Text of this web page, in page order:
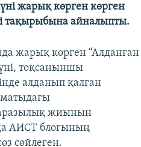
жарық көрген көрген
тақырыбына айналыпты.
жарық көрген “Алданған
тоқсаныншы
алданып қалған
жиынын
АИСТ блогының
сөйлеген.